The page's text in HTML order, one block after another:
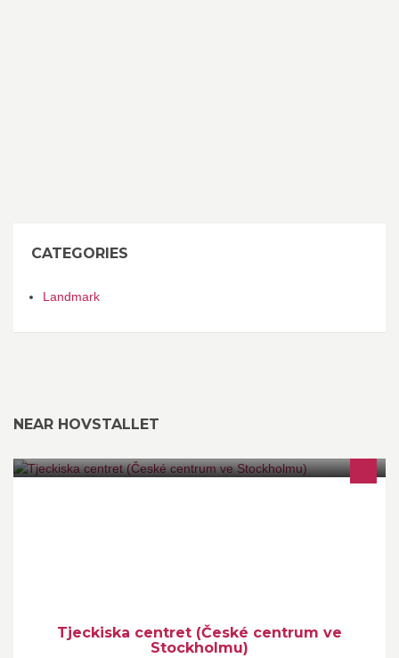
CATEGORIES
Landmark
NEAR HOVSTALLET
Tjeckiska centret (České centrum ve
Stockholmu)